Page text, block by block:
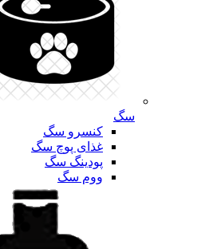
سگ
کنسرو سگ
غذای پوچ سگ
پودینگ سگ
ووم سگ